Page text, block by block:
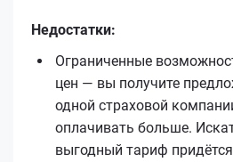
Недостатки:
Ограниченные
цен — вы получите
одной страховой
оплачивать больше.
выгодный тариф